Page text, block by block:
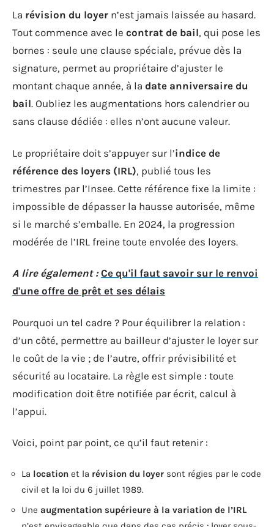
La révision du loyer n’est jamais laissée au hasard.
Tout commence avec le contrat de bail, qui pose les
bornes : seule une clause spéciale, prévue dès la
signature, permet au propriétaire d’ajuster le
montant chaque année, à la date anniversaire du
bail. Oubliez les augmentations hors calendrier ou
sans clause dédiée : elles n’ont aucune valeur.
Le propriétaire doit s’appuyer sur l’indice de
référence des loyers (IRL), publié tous les
trimestres par l’Insee. Cette référence fixe la limite :
impossible de dépasser la hausse autorisée, même
si le marché s’emballe. En 2024, la progression
modérée de l’IRL freine toute envolée des loyers.
A lire également : Ce qu'il faut savoir sur le renvoi
d'une offre de prêt et ses délais
Pourquoi un tel cadre ? Pour équilibrer la relation :
d’un côté, permettre au bailleur d’ajuster le loyer sur
le coût de la vie ; de l’autre, offrir prévisibilité et
sécurité au locataire. La règle est simple : toute
modification doit être notifiée par écrit, calcul à
l’appui.
Voici, point par point, ce qu’il faut retenir :
La location et la révision du loyer sont régies par le code
civil et la loi du 6 juillet 1989.
Une augmentation supérieure à la variation de l’IRL